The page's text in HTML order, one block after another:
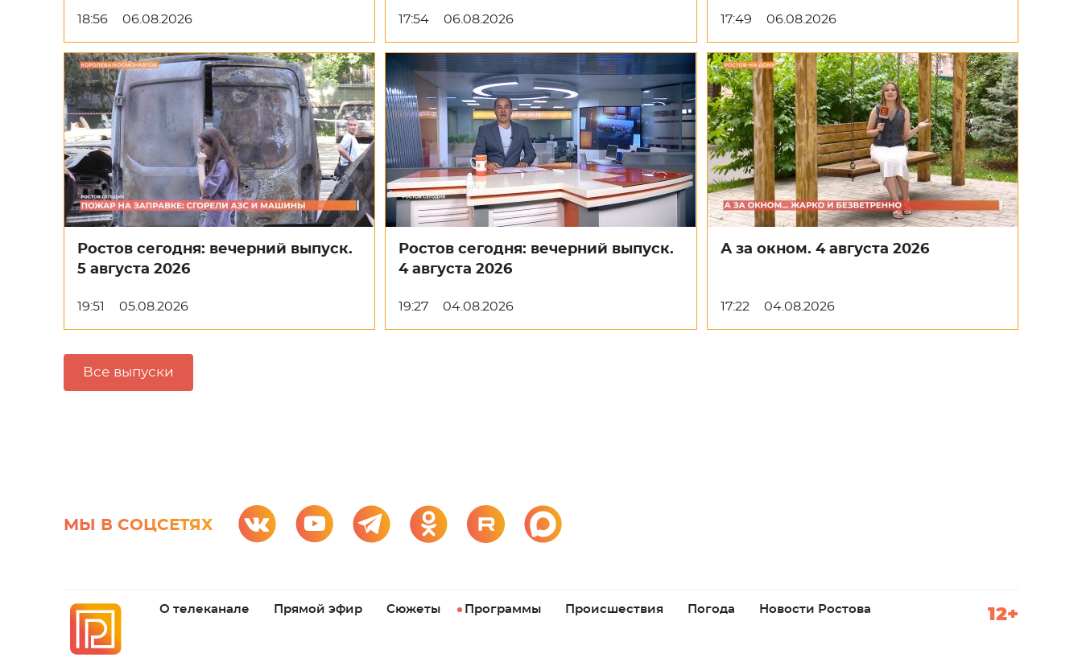
18:56 06.08.2026 17:54 06.08.2026 17:49 06.08.2026
Ростов сегодня: вечерний выпуск.
5 августа 2026
19:51 05.08.2026
Ростов сегодня: вечерний выпуск.
4 августа 2026
19:27 04.08.2026
А за окном. 4 августа 2026
17:22 04.08.2026
Все выпуски
МЫ В СОЦСЕТЯХ
О телеканале Прямой эфир Сюжеты Программы Происшествия Погода Новости Ростова 12+